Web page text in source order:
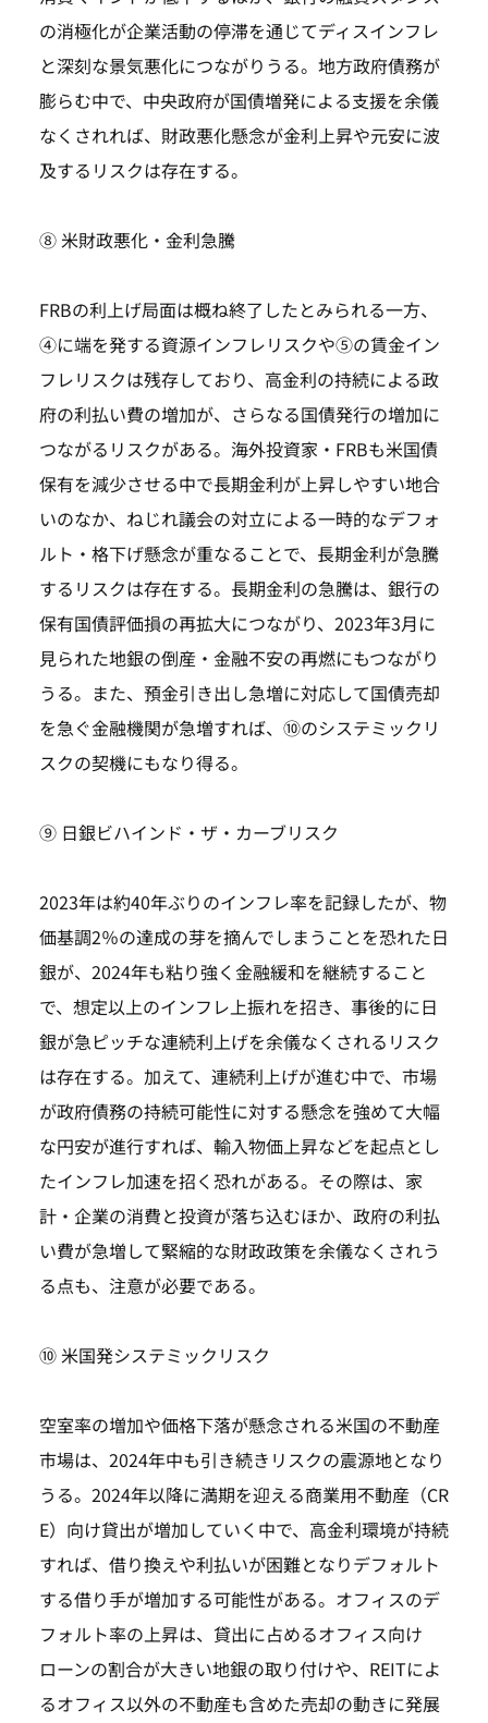
の消極化が企業活動の停滞を通じてディスインフレ
と深刻な景気悪化につながりうる。地方政府債務が
膨らむ中で、中央政府が国債増発による支援を余儀
なくされれば、財政悪化懸念が金利上昇や元安に波
及するリスクは存在する。
⑧ 米財政悪化・金利急騰
FRBの利上げ局面は概ね終了したとみられる一方、
④に端を発する資源インフレリスクや⑤の賃金イン
フレリスクは残存しており、高金利の持続による政
府の利払い費の増加が、さらなる国債発行の増加に
つながるリスクがある。海外投資家・FRBも米国債
保有を減少させる中で長期金利が上昇しやすい地合
いのなか、ねじれ議会の対立による一時的なデフォ
ルト・格下げ懸念が重なることで、長期金利が急騰
するリスクは存在する。長期金利の急騰は、銀行の
保有国債評価損の再拡大につながり、2023年3月に
見られた地銀の倒産・金融不安の再燃にもつながり
うる。また、預金引き出し急増に対応して国債売却
を急ぐ金融機関が急増すれば、⑩のシステミックリ
スクの契機にもなり得る。
⑨ 日銀ビハインド・ザ・カーブリスク
2023年は約40年ぶりのインフレ率を記録したが、物
価基調2％の達成の芽を摘んでしまうことを恐れた日
銀が、2024年も粘り強く金融緩和を継続すること
で、想定以上のインフレ上振れを招き、事後的に日
銀が急ピッチな連続利上げを余儀なくされるリスク
は存在する。加えて、連続利上げが進む中で、市場
が政府債務の持続可能性に対する懸念を強めて大幅
な円安が進行すれば、輸入物価上昇などを起点とし
たインフレ加速を招く恐れがある。その際は、家
計・企業の消費と投資が落ち込むほか、政府の利払
い費が急増して緊縮的な財政政策を余儀なくされう
る点も、注意が必要である。
⑩ 米国発システミックリスク
空室率の増加や価格下落が懸念される米国の不動産
市場は、2024年中も引き続きリスクの震源地となり
うる。2024年以降に満期を迎える商業用不動産（CR
E）向け貸出が増加していく中で、高金利環境が持続
すれば、借り換えや利払いが困難となりデフォルト
する借り手が増加する可能性がある。オフィスのデ
フォルト率の上昇は、貸出に占めるオフィス向け
ローンの割合が大きい地銀の取り付けや、REITによ
るオフィス以外の不動産も含めた売却の動きに発展